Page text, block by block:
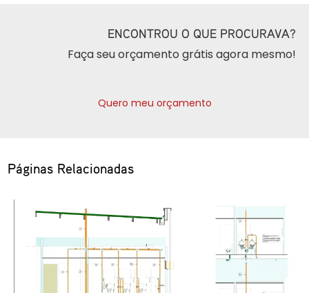
ENCONTROU O QUE PROCURAVA?
Faça seu orçamento grátis agora mesmo!
Quero meu orçamento
Páginas Relacionadas